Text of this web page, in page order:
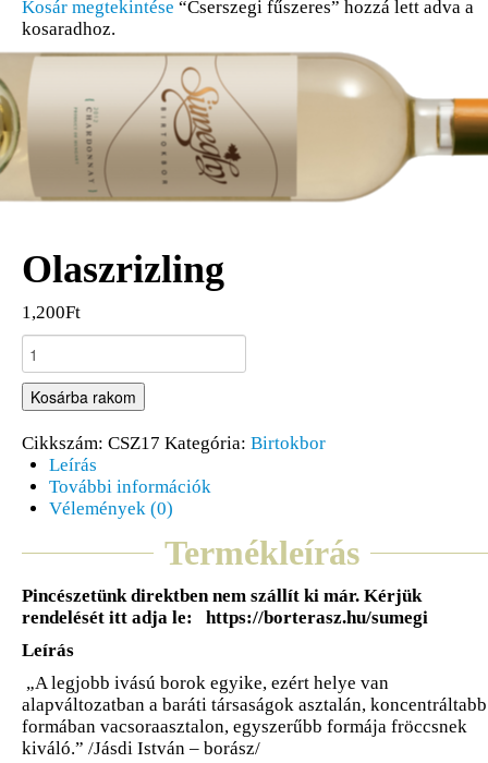
Kosár megtekintése “Cserszegi fűszeres” hozzá lett adva a
kosaradhoz.
Olaszrizling
1,200Ft
Kosárba rakom
Cikkszám: CSZ17 Kategória: Birtokbor
Leírás
További információk
Vélemények (0)
Termékleírás
Pincészetünk direktben nem szállít ki már. Kérjük
rendelését itt adja le: https://borterasz.hu/sumegi
Leírás
„A legjobb ivású borok egyike, ezért helye van
alapváltozatban a baráti társaságok asztalán, koncentráltabb
formában vacsoraasztalon, egyszerűbb formája fröccsnek
kiváló.” /Jásdi István – borász/